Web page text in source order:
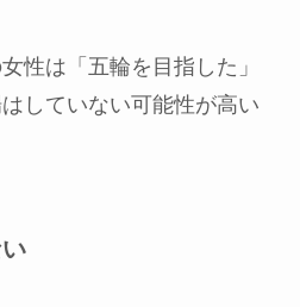
性は「五輪を目指した」
していない可能性が高い